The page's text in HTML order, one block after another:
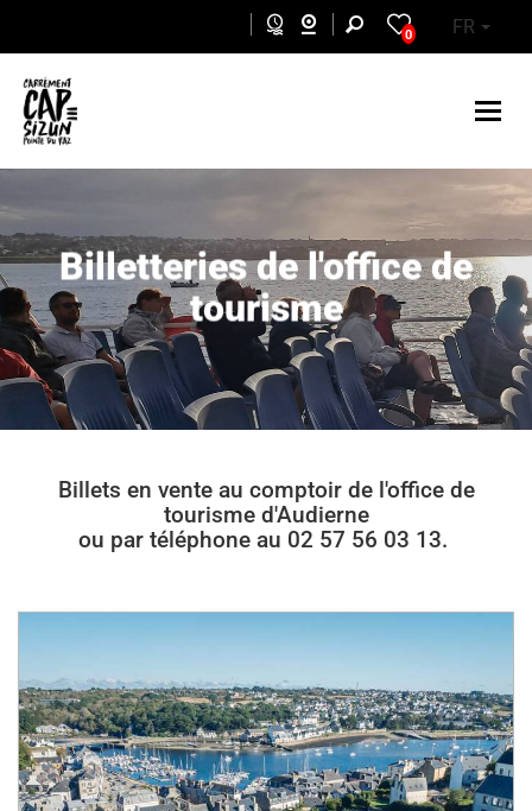
0 FR
Billetteries de l'office de
tourisme
Billets en vente au comptoir de l'office de
tourisme d'Audierne
ou par téléphone au 02 57 56 03 13.